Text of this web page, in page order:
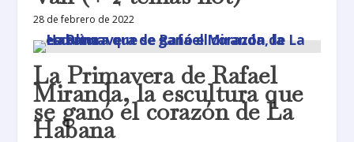
28 de febrero de 2022
La Primavera de Rafael
Miranda, la escultura que
se ganó el corazón de La
Habana